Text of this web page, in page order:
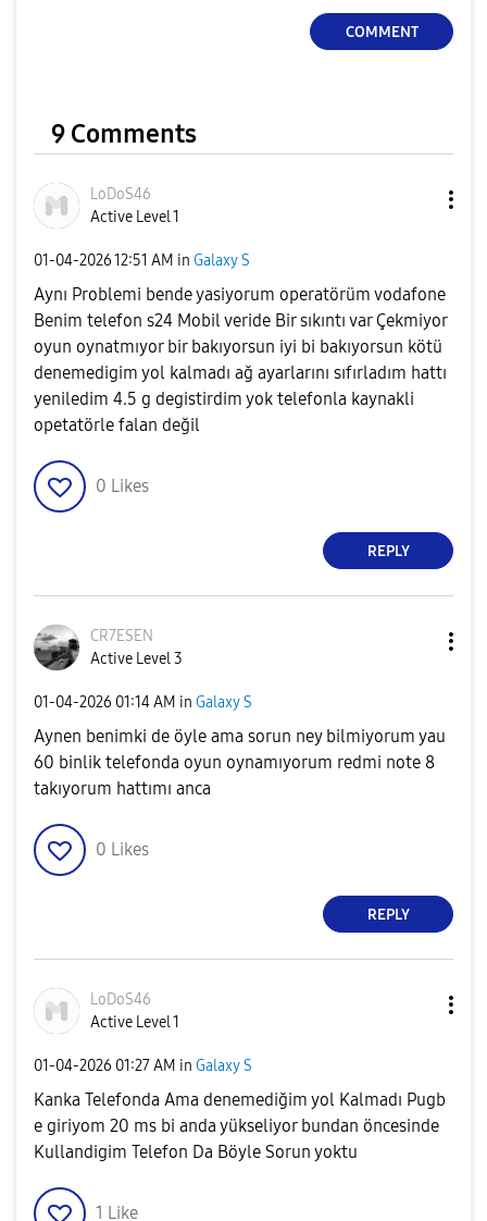
COMMENT
9 Comments
LoDoS46
Active Level 1
‎01-04-202612:51 AM in Galaxy S
Aynı Problemi bende yasiyorum operatörüm vodafone
Benim telefon s24 Mobil veride Bir sıkıntı var Çekmiyor
oyun oynatmıyor bir bakıyorsun iyi bi bakıyorsun kötü
denemedigim yol kalmadı ağ ayarlarını sıfırladım hattı
yeniledim 4.5 g degistirdim yok telefonla kaynakli
opetatörle falan değil
0 Likes
REPLY
CR7ESEN
Active Level 3
‎01-04-2026 01:14 AM in Galaxy S
Aynen benimki de öyle ama sorun ney bilmiyorum yau
60 binlik telefonda oyun oynamıyorum redmi note 8
takıyorum hattımı anca
0 Likes
REPLY
LoDoS46
Active Level 1
‎01-04-2026 01:27 AM in Galaxy S
Kanka Telefonda Ama denemediğim yol Kalmadı Pugb
e giriyom 20 ms bi anda yükseliyor bundan öncesinde
Kullandigim Telefon Da Böyle Sorun yoktu
1 Like